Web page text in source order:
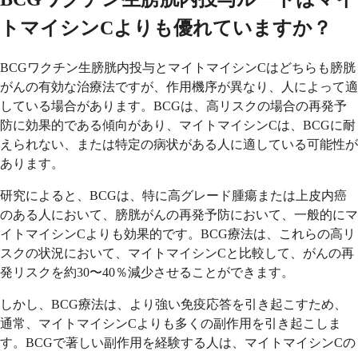
トマイシンCよりも優れていますか？
BCGワクチン生膀胱内投与とマイトマイシンCはどちらも膀胱
がんの有効な治療法ですが、作用機序が異なり、人によって適
している場合があります。BCGは、高リスクの場合の再発予
防に効果的である傾向があり、マイトマイシンCは、BCGに耐
えられない、または特定の病状がある人に適している可能性が
あります。
研究によると、BCGは、特に高グレード腫瘍または上皮内癌
のある人において、膀胱がんの再発予防において、一般的にマ
イトマイシンCよりも効果的です。BCG療法は、これらの高リ
スクの状況において、マイトマイシンCと比較して、がんの再
発リスクを約30〜40％減少させることができます。
しかし、BCG療法は、より強い免疫応答を引き起こすため、
通常、マイトマイシンCよりも多くの副作用を引き起こしま
す。BCGで著しい副作用を経験する人は、マイトマイシンCの